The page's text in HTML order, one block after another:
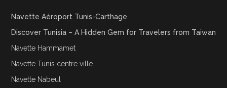
Navette Aéroport Tunis-Carthage
Discover Tunisia – A Hidden Gem for Travelers from Taiwan
Navette Hammamet
Navette Tunis centre ville
Navette Nabeul